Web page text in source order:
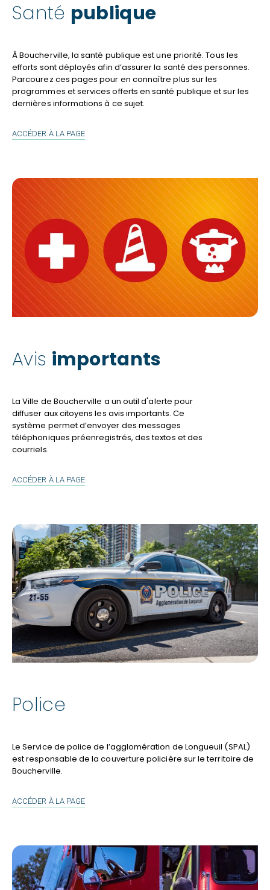
Santé publique
À Boucherville, la santé publique est une priorité. Tous les
efforts sont déployés afin d’assurer la santé des personnes.
Parcourez ces pages pour en connaître plus sur les
programmes et services offerts en santé publique et sur les
dernières informations à ce sujet.
ACCÉDER À LA PAGESANTÉ
Avis importants
La Ville de Boucherville a un outil d'alerte pour
diffuser aux citoyens les avis importants. Ce
système permet d’envoyer des messages
téléphoniques préenregistrés, des textos et des
courriels.
ACCÉDER À LA PAGEAVIS
Police
Le Service de police de l’agglomération de Longueuil (SPAL)
est responsable de la couverture policière sur le territoire de
Boucherville.
ACCÉDER À LA PAGEPOLICE